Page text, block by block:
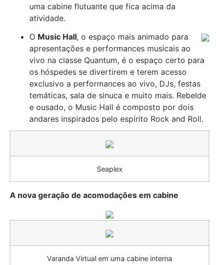
uma cabine flutuante que fica acima da
atividade.
O Music Hall, o espaço mais animado para
apresentações e performances musicais ao
vivo na classe Quantum, é o espaço certo para
os hóspedes se divertirem e terem acesso
exclusivo a performances ao vivo, DJs, festas
temáticas, sala de sinuca e muito mais. Rebelde
e ousado, o Music Hall é composto por dois
andares inspirados pelo espírito Rock and Roll.
Seaplex
A nova geração de acomodações em cabine
Varanda Virtual em uma cabine interna